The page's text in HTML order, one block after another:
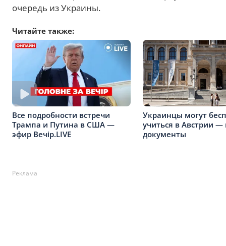
очередь из Украины.
Читайте также:
Все подробности встречи
Трампа и Путина в США —
эфир Вечір.LIVE
Украинцы могут
учиться в Австрии —
документы
Реклама